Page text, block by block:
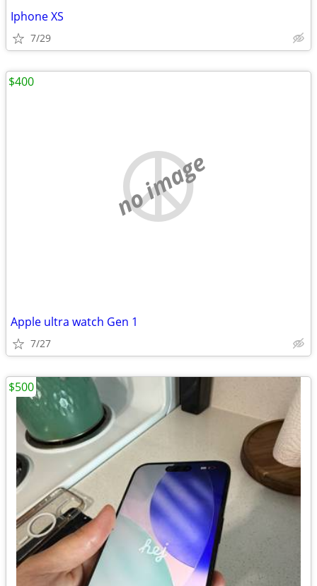
Iphone XS
7/29
no image
Apple ultra watch Gen 1
7/27
$400
$500